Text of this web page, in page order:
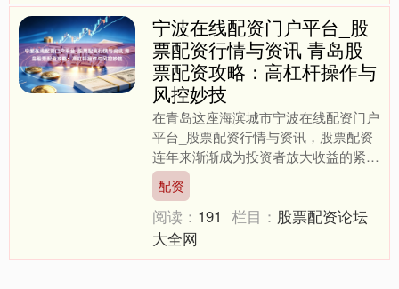
宁波在线配资门户平台_股
票配资行情与资讯 青岛股
票配资攻略：高杠杆操作与
风控妙技
在青岛这座海滨城市宁波在线配资门户
平台_股票配资行情与资讯，股票配资
连年来渐渐成为投资者放大收益的紧迫
器具。高杠杆操作天然能带来丰厚陈
说，但风险一样终结忽视。本....
配资
阅读： 191 栏目： 股票配资论坛
大全网
3940.04